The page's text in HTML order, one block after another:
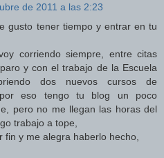
de 2011 a las 2:23
gusto tener tiempo y entrar en tu
corriendo siempre, entre citas
y con el trabajo de la Escuela
dos nuevos cursos de
por eso tengo tu blog un poco
pero no me llegan las horas del
trabajo a tope,
fin y me alegra haberlo hecho,